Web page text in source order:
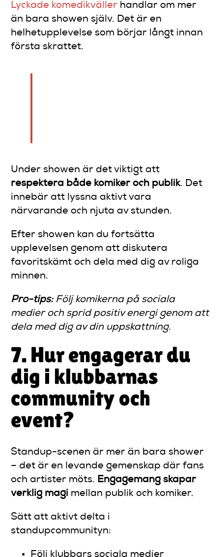
Lyckade komedikväller handlar om mer
än bara showen själv. Det är en
helhetupplevelse som börjar långt innan
första skrattet.
Under showen är det viktigt att
respektera både komiker och publik. Det
innebär att lyssna aktivt vara
närvarande och njuta av stunden.
Efter showen kan du fortsätta
upplevelsen genom att diskutera
favoritskämt och dela med dig av roliga
minnen.
Pro-tips: Följ komikerna på sociala
medier och sprid positiv energi genom att
dela med dig av din uppskattning.
7. Hur engagerar du
dig i klubbarnas
community och
event?
Standup-scenen är mer än bara shower
– det är en levande gemenskap där fans
och artister möts. Engagemang skapar
verklig magi mellan publik och komiker.
Sätt att aktivt delta i
standupcommunityn:
Följ klubbars sociala medier